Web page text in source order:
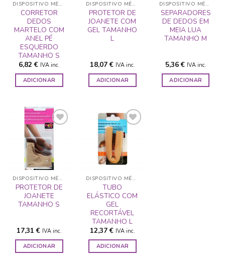
DISPOSITIVO MÉDICO
CORRETOR
DEDOS
MARTELO COM
ANEL PÉ
ESQUERDO
TAMANHO S
6,82€ IVA inc.
ADICIONAR
DISPOSITIVO MÉDICO
PROTETOR DE
JOANETE COM
GEL TAMANHO
L
18,07€ IVA inc.
ADICIONAR
DISPOSITIVO MÉDICO
SEPARADORES
DE DEDOS EM
MEIA LUA
TAMANHO M
5,36€ IVA inc.
ADICIONAR
ADICIONAR
A LISTA DE
DESEJOS
DISPOSITIVO MÉDICO
PROTETOR DE
JOANETE
TAMANHO S
17,31€ IVA inc.
ADICIONAR
ADICIONAR
A LISTA DE
DISPOSITIVO MÉDICO
TUBO
ELÁSTICO COM
GEL
RECORTÁVEL
TAMANHO L
12,37€ IVA inc.
ADICIONAR